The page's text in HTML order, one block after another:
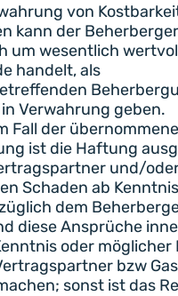
von
kann der
um wesentlich
handelt, als
Verwahrung geben.
Fall der
ist die Haftung
und/
Schaden ab Kenntnis
dem
diese Ansprüche
oder möglicher
bzw
sonst ist das